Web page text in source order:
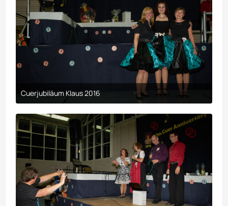
Cuerjubiläum Klaus 2016
9. April 2017 um 00:29